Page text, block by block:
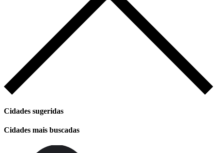
Cidades sugeridas
Cidades mais buscadas